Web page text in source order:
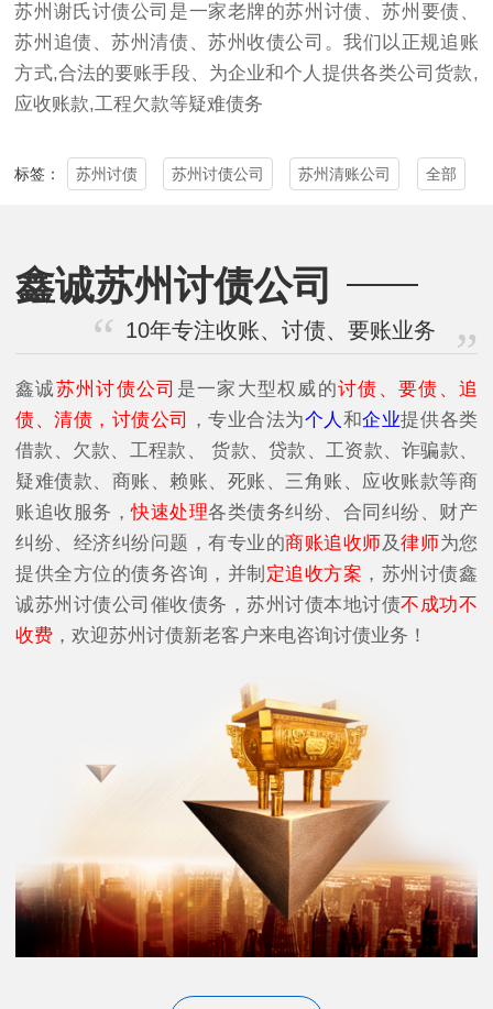
苏州 谢氏讨债公司 是一家老牌的苏州 讨债、苏州要债、
苏州追债、苏州清债、苏州收债公司。我们以正规追账
方式,合法的要账手段、为企业和个人提供各类公司货款,
应收账款,工程欠款等疑难债务
标签： 苏州讨债 苏州讨债公司 苏州清账公司 全部
鑫诚苏州讨债公司
10年专注收账、讨债、要账业务
鑫诚苏州讨债公司 是一家大型权威的讨债、要债、追
债、清债，讨债公司
，专业合法为个人 和企业提供各类
借款、欠款、工程款、 货款、贷款、工资款、诈骗款、
疑难债款、商账、赖账、死账、三角账、应收账款等商
账追收服务，快速处理各类债务纠纷、合同纠纷、财产
纠纷、经济纠纷问题，有专业的商账追收师及律师为您
提供全方位的债务咨询，并制 定追收方案 ，苏州讨债鑫
诚苏州讨债公司催收债务，苏州讨债本地讨债不成功不
收费 ，欢迎苏州讨债新老客户来电咨询讨债业务！